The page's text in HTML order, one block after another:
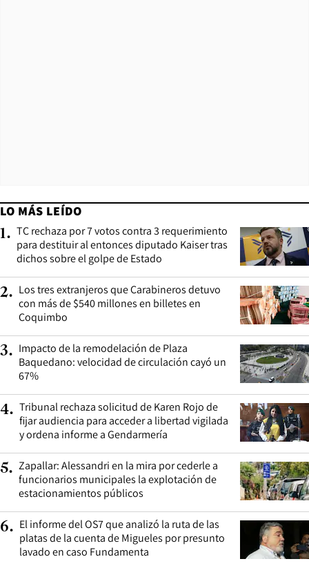
LO MÁS LEÍDO
1. TC rechaza por 7 votos contra 3 requerimiento
para destituir al entonces diputado Kaiser tras
dichos sobre el golpe de Estado
2. Los tres extranjeros que Carabineros detuvo
con más de $540 millones en billetes en
Coquimbo
3. Impacto de la remodelación de Plaza
Baquedano: velocidad de circulación cayó un
67%
4. Tribunal rechaza solicitud de Karen Rojo de
fijar audiencia para acceder a libertad vigilada
y ordena informe a Gendarmería
5. Zapallar: Alessandri en la mira por cederle a
funcionarios municipales la explotación de
estacionamientos públicos
6. El informe del OS7 que analizó la ruta de las
platas de la cuenta de Migueles por presunto
lavado en caso Fundamenta